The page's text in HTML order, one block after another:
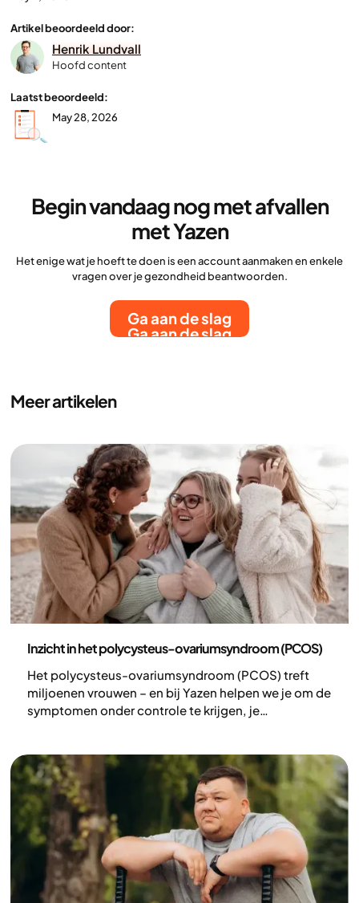
Artikel beoordeeld door:
Henrik Lundvall
Hoofd content
Laatst beoordeeld:
May 28, 2026
Begin vandaag nog met afvallen
met Yazen
Het enige wat je hoeft te doen is een account aanmaken en enkele
vragen over je gezondheid beantwoorden.
Ga aan de slag
Ga aan de slag
Meer artikelen
Inzicht in het polycysteus-ovariumsyndroom (PCOS)
Het polycysteus-ovariumsyndroom (PCOS) treft
miljoenen vrouwen – en bij Yazen helpen we je om de
symptomen onder controle te krijgen, je